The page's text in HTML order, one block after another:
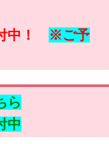
中！ ※ご予
ら
中